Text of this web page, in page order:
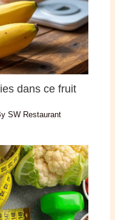
dans ce fruit
SW Restaurant